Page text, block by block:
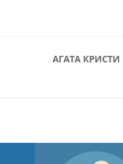
АГАТА КРИСТИ